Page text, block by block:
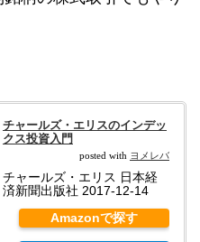
チャールズ・エリスのインデッ
クス投資入門
posted with ヨメレバ
チャールズ・エリス 日本経
済新聞出版社 2017-12-14
Amazonで探す